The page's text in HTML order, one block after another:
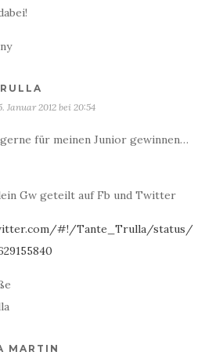
Januar 2012 bei 20:54
für meinen Junior gewinnen…
Gw geteilt auf Fb und Twitter
#!/Tante_Trulla/status/
MARTIN